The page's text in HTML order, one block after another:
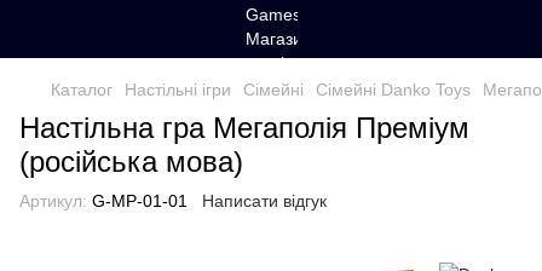
Каталог Настільні ігри Cімейні Cімейні Danko Toys
Настільна гра Мегаполія Преміум
(російська мова)
Артикул: G-MP-01-01 Написати відгук